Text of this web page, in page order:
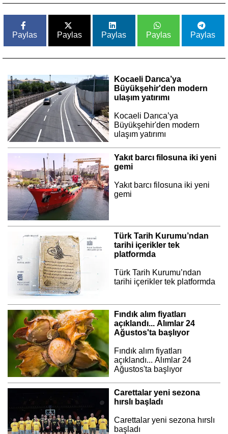
Paylas Paylas Paylas Paylas Paylas
Kocaeli Darıca’ya
Büyükşehir'den modern
ulaşım yatırımı
Kocaeli Darıca’ya
Büyükşehir'den modern
ulaşım yatırımı
Yakıt barcı filosuna iki yeni
gemi
Yakıt barcı filosuna iki yeni
gemi
Türk Tarih Kurumu’ndan
tarihi içerikler tek
platformda
Türk Tarih Kurumu’ndan
tarihi içerikler tek platformda
Fındık alım fiyatları
açıklandı... Alımlar 24
Ağustos'ta başlıyor
Fındık alım fiyatları
açıklandı... Alımlar 24
Ağustos'ta başlıyor
Carettalar yeni sezona
hırslı başladı
Carettalar yeni sezona hırslı
başladı